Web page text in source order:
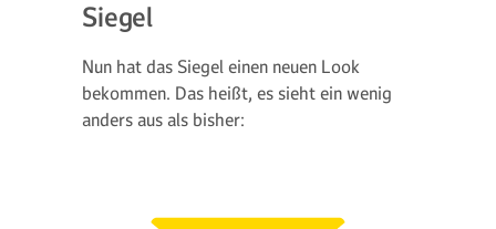
Siegel
Nun hat das Siegel einen neuen Look
bekommen. Das heißt, es sieht ein wenig
anders aus als bisher: